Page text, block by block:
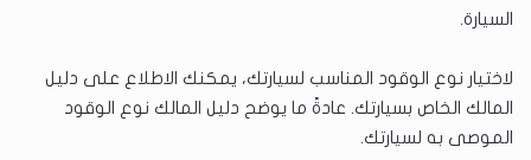
السيارة.
لاختيار نوع الوقود المناسب لسيارتك، يمكنك الاطلاع على دليل
المالك الخاص بسيارتك. عادةً ما يوضح دليل المالك نوع الوقود
الموصى به لسيارتك.